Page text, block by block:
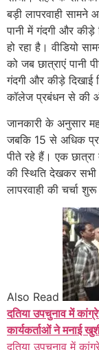
बड़ी लापरवाही सामने
पानी में गंदगी और कीड़े
हो रहा है। वीडियो
को जब छात्राएं पानी
गंदगी और कीड़े दिखाई
कॉलेज प्रबंधन से की
जानकारी के अनुसार
जबकि 15 से अधिक
पीते रहे हैं। एक
की स्थिति देखकर
लापरवाही की चर्चा
Also Read
दतिया उपचुनाव में
कार्यकर्ताओं ने मनाई
दतिया उपचुनाव में